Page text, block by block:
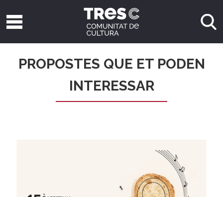
PROPOSTES QUE ET PODEN
INTERESSAR